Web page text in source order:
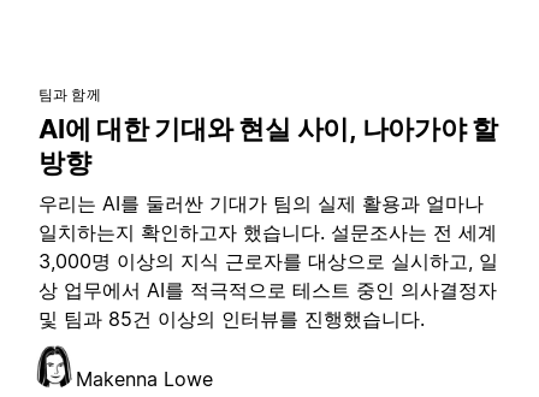
팀과 함께
AI에 대한 기대와 현실 사이, 나아가야 할
방향
우리는 AI를 둘러싼 기대가 팀의 실제 활용과 얼마나
일치하는지 확인하고자 했습니다. 설문조사는 전 세계
3,000명 이상의 지식 근로자를 대상으로 실시하고, 일
상 업무에서 AI를 적극적으로 테스트 중인 의사결정자
및 팀과 85건 이상의 인터뷰를 진행했습니다.
Makenna Lowe